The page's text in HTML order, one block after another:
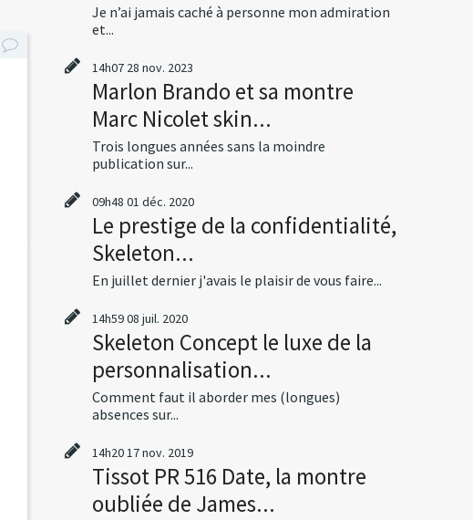
Je n’ai jamais caché à personne mon admiration
et...
14h07 28 nov. 2023
Marlon Brando et sa montre
Marc Nicolet skin...
Trois longues années sans la moindre
publication sur...
09h48 01 déc. 2020
Le prestige de la confidentialité,
Skeleton...
En juillet dernier j'avais le plaisir de vous faire...
14h5908 juil. 2020
Skeleton Concept le luxe de la
personnalisation...
Comment faut il aborder mes (longues)
absences sur...
14h2017nov. 2019
Tissot PR 516 Date, la montre
oubliée de James...